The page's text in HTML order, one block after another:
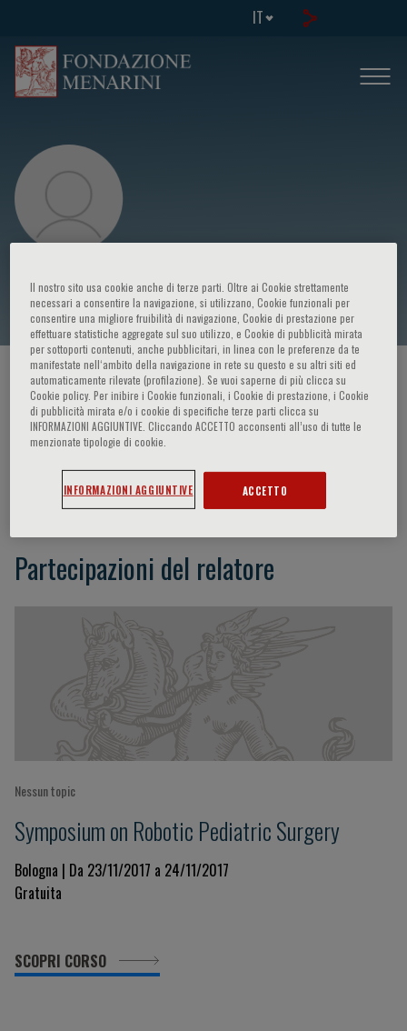
IT
Gloria Pelizzo
HOME PAGE / CORSI ED EVENTI / RELATORE
Gloria Pelizzo
Partecipazioni del relatore
Nessun topic
Symposium on Robotic Pediatric Surgery
Bologna | Da 23/11/2017 a 24/11/2017
Gratuita
SCOPRI CORSO
Il nostro sito usa cookie anche di terze parti. Oltre ai Cookie strettamente
necessari a consentire la navigazione, si utilizzano, Cookie funzionali per
consentire una migliore fruibilità di navigazione, Cookie di prestazione per
effettuare statistiche aggregate sul suo utilizzo, e Cookie di pubblicità mirata
per sottoporti contenuti, anche pubblicitari, in linea con le preferenze da te
manifestate nell‘ambito della navigazione in rete su questo e su altri siti ed
automaticamente rilevate (profilazione). Se vuoi saperne di più clicca su
Cookie policy. Per inibire i Cookie funzionali, i Cookie di prestazione, i Cookie
di pubblicità mirata e/o i cookie di specifiche terze parti clicca su
INFORMAZIONI AGGIUNTIVE. Cliccando ACCETTO acconsenti all’uso di tutte le
menzionate tipologie di cookie.
INFORMAZIONI AGGIUNTIVE ACCETTO